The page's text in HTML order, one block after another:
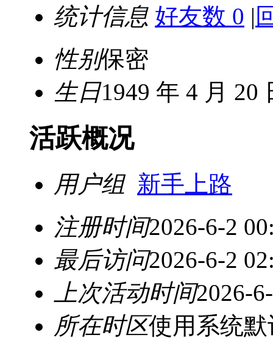
统计信息 好友数 0 |
性别保密
生日1949 年 4 月 20
活跃概况
用户组 新手上路
注册时间2026-6-2
最后访问2026-6-2
上次活动时间2026-
所在时区使用系统默